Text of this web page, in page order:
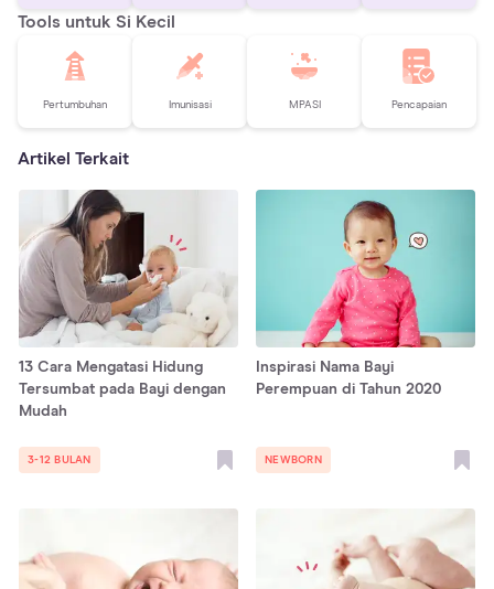
Tools untuk Si Kecil
Pertumbuhan Imunisasi MPASI Pencapaian
Artikel Terkait
13 Cara Mengatasi Hidung
Tersumbat pada Bayi dengan
Mudah
3-12 BULAN
Inspirasi Nama Bayi
Perempuan di Tahun 2020
NEWBORN